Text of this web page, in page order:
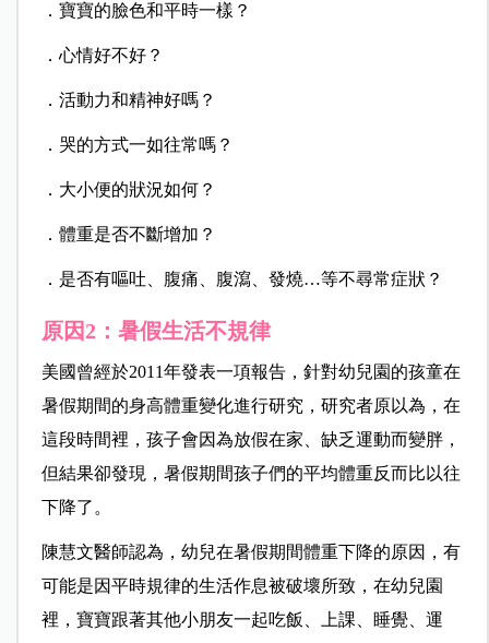
．寶寶的臉色和平時一樣？
．心情好不好？
．活動力和精神好嗎？
．哭的方式一如往常嗎？
．大小便的狀況如何？
．體重是否不斷增加？
．是否有嘔吐、腹痛、腹瀉、發燒…等不尋常症狀？
原因2 ：暑假生活不規律
美國曾經於2011年發表一項報告，針對幼兒園的孩童在
暑假期間的身高體重變化進行研究，研究者原以為，在
這段時間裡，孩子會因為放假在家、缺乏運動而變胖，
但結果卻發現，暑假期間孩子們的平均體重反而比以往
下降了。
陳慧文醫師認為，幼兒在暑假期間體重下降的原因，有
可能是因平時規律的生活作息被破壞所致，在幼兒園
裡，寶寶跟著其他小朋友一起吃飯、上課、睡覺、運